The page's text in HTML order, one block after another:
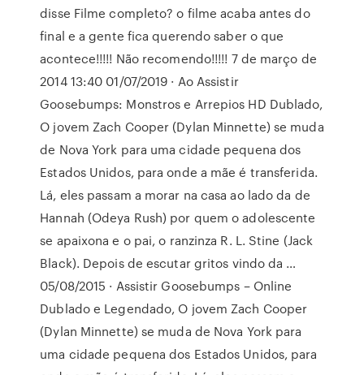
disse Filme completo? o filme acaba antes do
final e a gente fica querendo saber o que
acontece!!!!! Não recomendo!!!!! 7 de março de
2014 13:40 01/07/2019 · Ao Assistir
Goosebumps: Monstros e Arrepios HD Dublado,
O jovem Zach Cooper (Dylan Minnette) se muda
de Nova York para uma cidade pequena dos
Estados Unidos, para onde a mãe é transferida.
Lá, eles passam a morar na casa ao lado da de
Hannah (Odeya Rush) por quem o adolescente
se apaixona e o pai, o ranzinza R. L. Stine (Jack
Black). Depois de escutar gritos vindo da …
05/08/2015 · Assistir Goosebumps – Online
Dublado e Legendado, O jovem Zach Cooper
(Dylan Minnette) se muda de Nova York para
uma cidade pequena dos Estados Unidos, para